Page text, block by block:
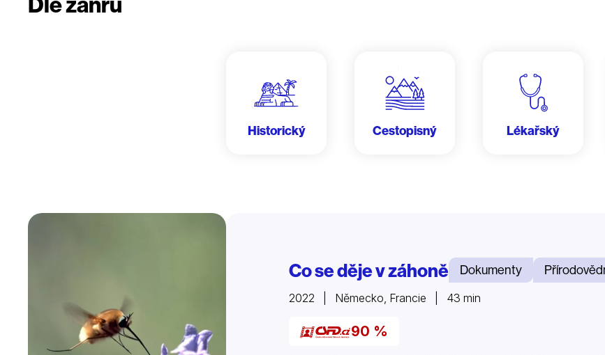
Historický Cestopisný Lékařský
Co se děje v záhoně Dokumenty
2022 | Německo, Francie | 43 min
90 %